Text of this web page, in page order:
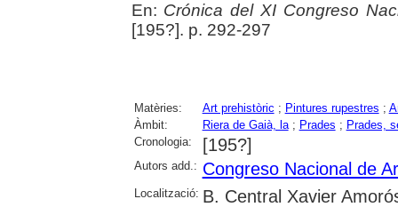
En: Crónica del XI Congreso
[195?]. p. 292-297
Matèries: Art prehistòric ; Pintures rupestres ;
Àmbit:
Riera de Gaià, la; Prades ; Prades,
Cronologia:
[195?]
Autors add.: Congreso Nacional de
Localització: B. Central Xavier